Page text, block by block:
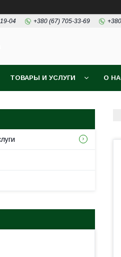
04 +380 (67) 705-33-69
ТОВАРЫ И УСЛУГИ О